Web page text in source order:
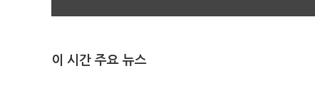
이 시간 주요 뉴스